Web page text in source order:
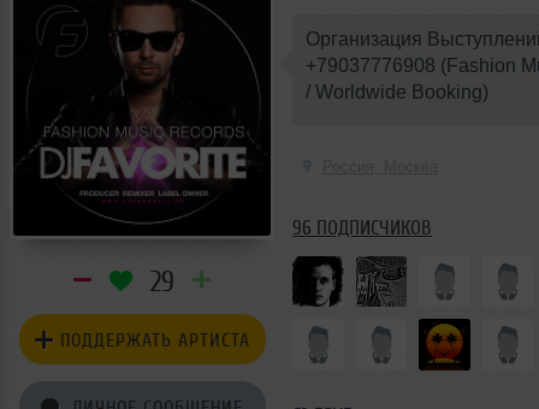
29
ПОДДЕРЖАТЬ АРТИСТА
Организация
+79037776908 (Fashion
/ Worldwide Booking)
96 ПОДПИСЧИКОВ